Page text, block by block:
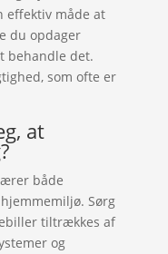
måde at
du opdager
behandle det.
som ofte er
at
både
Sørg
tiltrækkes af
og